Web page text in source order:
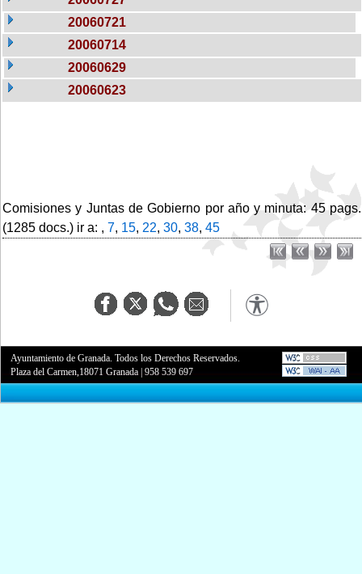
20060721
20060714
20060629
20060623
Comisiones y Juntas de Gobierno por año y minuta: 45 pags.
(1285 docs.) ir a: , 7, 15, 22, 30, 38, 45
Ayuntamiento de Granada. Todos los Derechos Reservados.
Plaza del Carmen,18071 Granada |958 539 697